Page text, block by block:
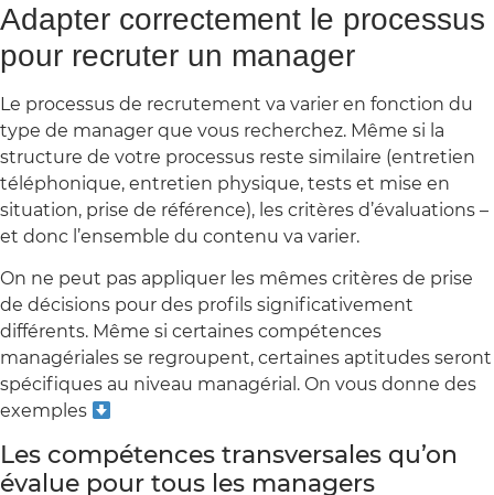
Adapter correctement le processus
pour recruter un manager
Le processus de recrutement va varier en fonction du
type de manager que vous recherchez. Même si la
structure de votre processus reste similaire (entretien
téléphonique, entretien physique, tests et mise en
situation, prise de référence), les critères d’évaluations –
et donc l’ensemble du contenu va varier.
On ne peut pas appliquer les mêmes critères de prise
de décisions pour des profils significativement
différents. Même si certaines compétences
managériales se regroupent, certaines aptitudes seront
spécifiques au niveau managérial. On vous donne des
exemples
Les compétences transversales qu’on
évalue pour tous les managers